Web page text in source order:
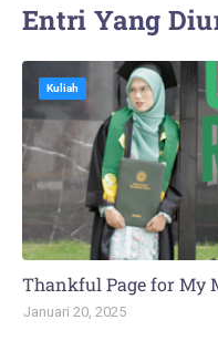
Entri Yang
Kuliah
Thankful Page for My
Januari 20, 2025